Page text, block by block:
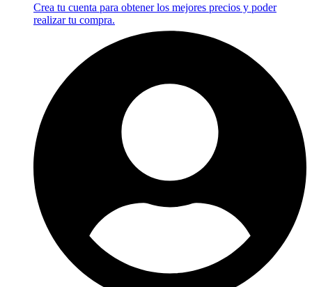
Crea tu cuenta para obtener los mejores precios y poder
realizar tu compra.